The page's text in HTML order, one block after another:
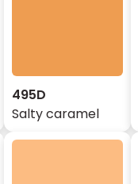
495D
Salty caramel